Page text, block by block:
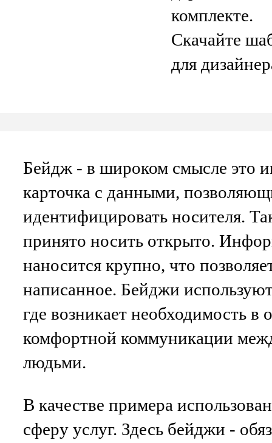
комплекте.
Скачайте
для
Бейдж - в широком смысле это
карточка с данными,
идентифицировать носителя.
принято носить открыто.
наносится крупно, что
написанное. Бейджи
где возникает необходимость в
комфортной коммуникации
людьми.
В качестве примера
сферу услуг. Здесь бейджи -